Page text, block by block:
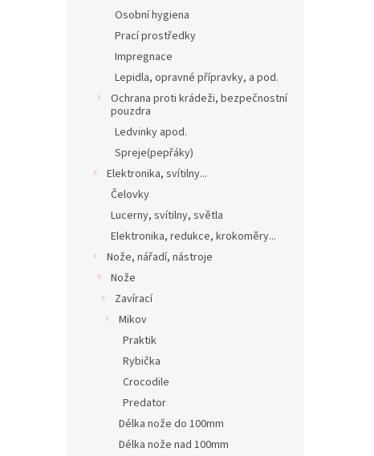
Osobní hygiena
Prací prostředky
Impregnace
Lepidla, opravné přípravky, a pod.
Ochrana proti krádeži, bezpečnostní
pouzdra
Ledvinky apod.
Spreje(pepřáky)
Elektronika, svítilny...
Čelovky
Lucerny, svítilny, světla
Elektronika, redukce, krokoměry...
Nože, nářadí, nástroje
Nože
Zavírací
Mikov
Praktik
Rybička
Crocodile
Predator
Délka nože do 100mm
Délka nože nad 100mm